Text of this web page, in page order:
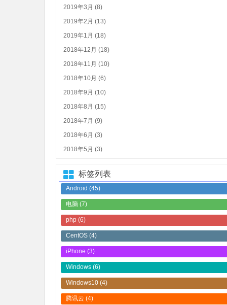
2019年3月 (8)
2019年2月 (13)
2019年1月 (18)
2018年12月 (18)
2018年11月 (10)
2018年10月 (6)
2018年9月 (10)
2018年8月 (15)
2018年7月 (9)
2018年6月 (3)
2018年5月 (3)
标签列表
Android (45)
电脑 (7)
php (6)
CentOS (4)
iPhone (3)
Windows (6)
Windows10 (4)
腾讯云 (4)